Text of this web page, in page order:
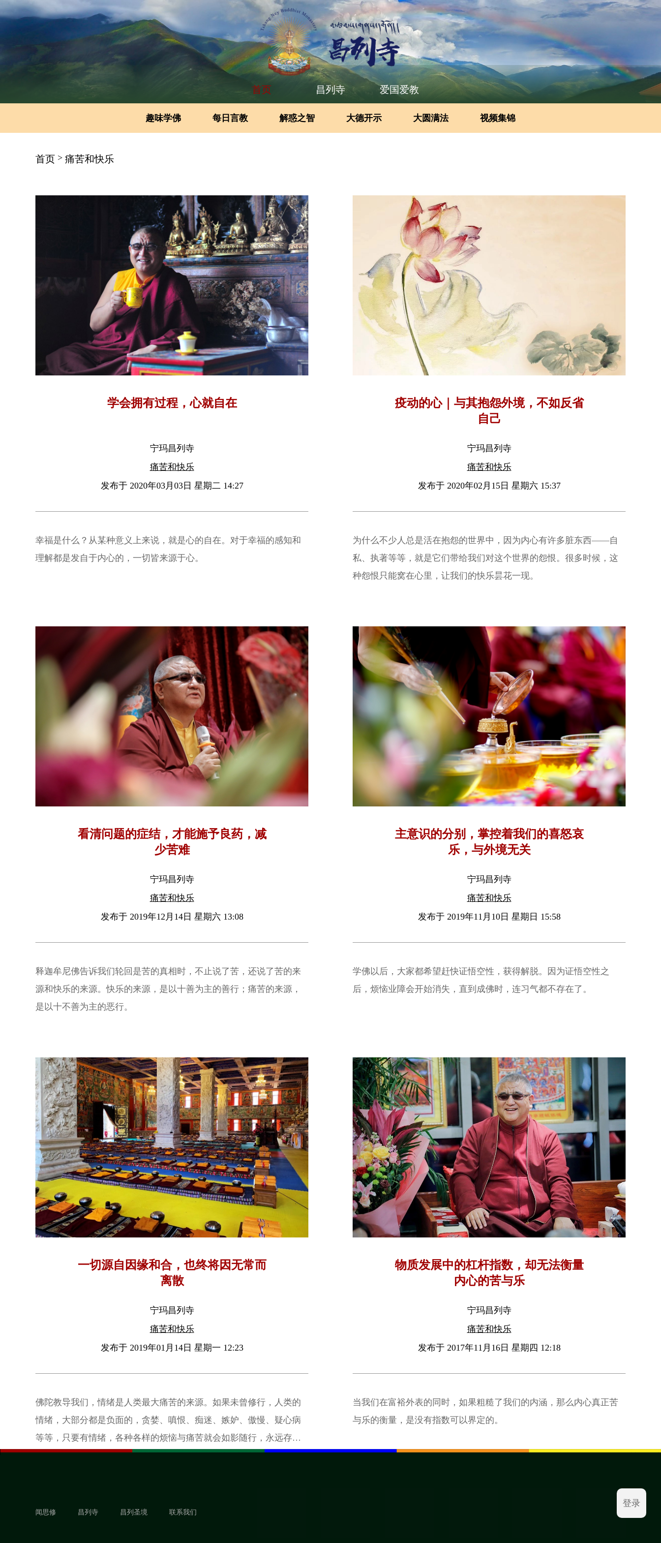
首页 昌列寺 爱国爱教
趣味学佛 每日言教 解惑之智 大德开示 大圆满法 视频集锦
首页 > 痛苦和快乐
学会拥有过程，心就自在
宁玛昌列寺
痛苦和快乐
发布于 2020年03月03日 星期二 14:27
幸福是什么？从某种意义上来说，就是心的自在。对于幸福的感知和
理解都是发自于内心的，一切皆来源于心。
疫动的心｜与其抱怨外境，不如反省
自己
宁玛昌列寺
痛苦和快乐
发布于 2020年02月15日 星期六 15:37
为什么不少人总是活在抱怨的世界中，因为内心有许多脏东西——自
私、执著等等，就是它们带给我们对这个世界的怨恨。很多时候，这
种怨恨只能窝在心里，让我们的快乐昙花一现。
看清问题的症结，才能施予良药，减
少苦难
宁玛昌列寺
痛苦和快乐
发布于 2019年12月14日 星期六 13:08
释迦牟尼佛告诉我们轮回是苦的真相时，不止说了苦，还说了苦的来
源和快乐的来源。快乐的来源，是以十善为主的善行；痛苦的来源，
是以十不善为主的恶行。
主意识的分别，掌控着我们的喜怒哀
乐，与外境无关
宁玛昌列寺
痛苦和快乐
发布于 2019年11月10日 星期日 15:58
学佛以后，大家都希望赶快证悟空性，获得解脱。因为证悟空性之
后，烦恼业障会开始消失，直到成佛时，连习气都不存在了。
一切源自因缘和合，也终将因无常而
离散
宁玛昌列寺
痛苦和快乐
发布于 2019年01月14日 星期一 12:23
佛陀教导我们，情绪是人类最大痛苦的来源。如果未曾修行，人类的
情绪，大部分都是负面的，贪婪、嗔恨、痴迷、嫉妒、傲慢、疑心病
等等，只要有情绪，各种各样的烦恼与痛苦就会如影随行，永远存
在，因为一切凝聚力，依靠就是灵魂，我们的思想。
物质发展中的杠杆指数，却无法衡量
内心的苦与乐
宁玛昌列寺
痛苦和快乐
发布于 2017年11月16日 星期四 12:18
当我们在富裕外表的同时，如果粗糙了我们的内涵，那么内心真正苦
与乐的衡量，是没有指数可以界定的。
闻思修 昌列寺 昌列圣境 联系我们
登录